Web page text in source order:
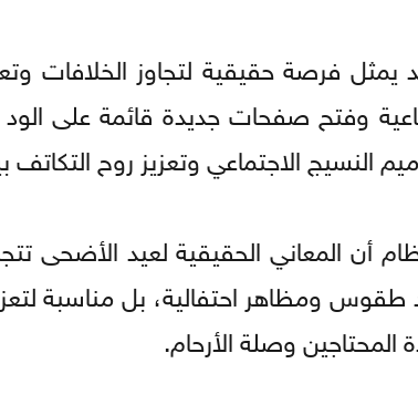
يمثل فرصة حقيقية لتجاوز الخلافات
وفتح صفحات جديدة قائمة على
النسيج الاجتماعي وتعزيز روح التكاتف
أن المعاني الحقيقية لعيد الأضحى
ومظاهر احتفالية، بل مناسبة
المحتاجين وصلة الأرحام.